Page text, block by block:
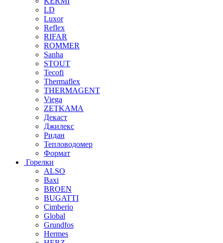
LD
Luxor
Reflex
RIFAR
ROMMER
Sanha
STOUT
Tecofi
Thermaflex
THERMAGENT
Viega
ZETKAMA
Декаст
Джилекс
Ридан
Тепловодомер
Формат
Горелки
ALSO
Baxi
BROEN
BUGATTI
Cimberio
Global
Grundfos
Hermes